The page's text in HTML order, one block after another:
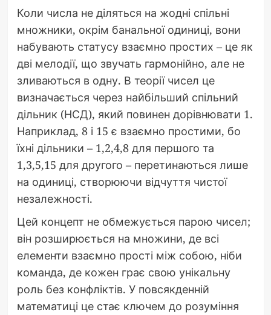
Коли числа не діляться на жодні спільні
множники, окрім банальної одиниці, вони
набувають статусу взаємно простих – це як
дві мелодії, що звучать гармонійно, але не
зливаються в одну. В теорії чисел це
визначається через найбільший спільний
дільник (НСД), який повинен дорівнювати 1.
Наприклад, 8 і 15 є взаємно простими, бо
їхні дільники – 1,2,4,8 для першого та
1,3,5,15 для другого – перетинаються лише
на одиниці, створюючи відчуття чистої
незалежності.
Цей концепт не обмежується парою чисел;
він розширюється на множини, де всі
елементи взаємно прості між собою, ніби
команда, де кожен грає свою унікальну
роль без конфліктів. У повсякденній
математиці це стає ключем до розуміння